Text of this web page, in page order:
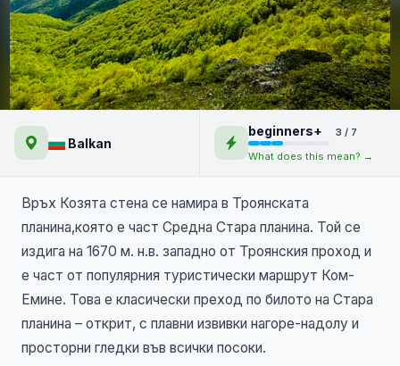
Козя стена и еделвайсите
Balkan
beginners+
3 / 7
What does this mean? →
Връх Козята стена се намира в Троянската
планина,която е част Средна Стара планина. Той се
издига на 1670 м. н.в. западно от Троянския проход и
е част от популярния туристически маршрут Ком-
Емине. Това е класически преход по билото на Стара
планина – открит, с плавни извивки нагоре-надолу и
просторни гледки във всички посоки.